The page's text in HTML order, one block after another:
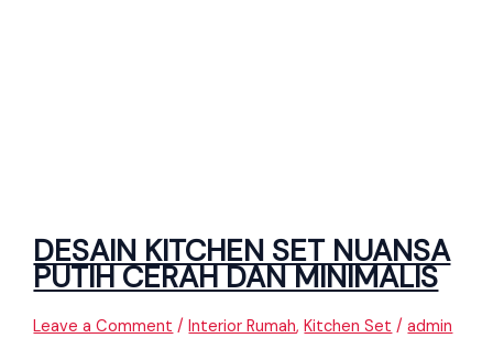
DESAIN KITCHEN SET NUANSA
PUTIH CERAH DAN MINIMALIS
Leave a Comment /Interior Rumah,Kitchen Set /admin